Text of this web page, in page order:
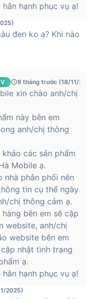
bỏ vào túi mang theo
gian. Nhà sản xuất đã
kế hiện đại, trẻ trung,
tiêu.
với phần viền được làm
“đục lỗ” được thiết kế
của điện thoại Infinix
Mẫu điện thoại này có
độc đáo. Nó không chỉ
phụ kiện thời trang làm
lịch.
sắc nét, hiển thị
còn được nhà sản
lên tới 6.78 inch. Đây
để người dùng thao tác
thảo văn bản. Tấm nền
x 1080 pixels cho khả
thoại so với các đối
hạnh phục vụ ạ!
đen ko ạ? Khi nào
9 tháng trước (18/11/2025)
xin chào anh/chị
này bên em
anh/chị thông
các sản phẩm
Mobile ạ.
nhà phân phối nên
tin cụ thể ngày
chị thông cảm ạ.
bên em sẽ cập
website, anh/chị
website bên em
nhật tình trạng
ạ.
hạnh phục vụ ạ!
2025)